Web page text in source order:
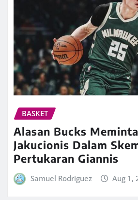
BASKET
Alasan Bucks
Jakucionis Dalam
Pertukaran Giannis
Samuel Rodriguez Aug 1,